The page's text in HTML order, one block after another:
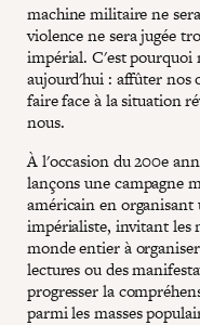
machine militaire ne
violence ne sera jugée
impérial. C'est pourquoi
aujourd'hui : affûter nos
faire face à la situation
nous.
À l'occasion du 200e
lançons une campagne
américain en
impérialiste, invitant les
monde entier à
lectures ou des
progresser la
parmi les masses